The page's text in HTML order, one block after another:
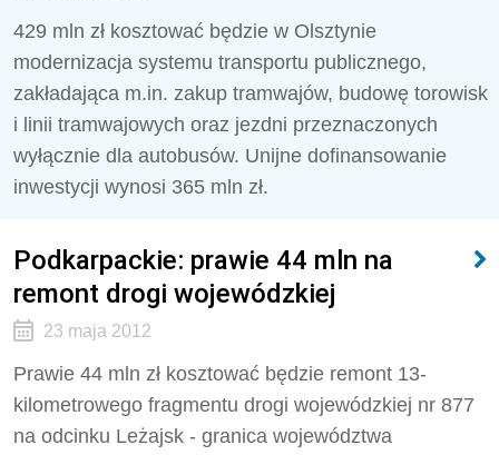
429 mln zł kosztować będzie w Olsztynie
modernizacja systemu transportu publicznego,
zakładająca m.in. zakup tramwajów, budowę torowisk
i linii tramwajowych oraz jezdni przeznaczonych
wyłącznie dla autobusów. Unijne dofinansowanie
inwestycji wynosi 365 mln zł.
Podkarpackie: prawie 44 mln na
remont drogi wojewódzkiej
23 maja 2012
Prawie 44 mln zł kosztować będzie remont 13-
kilometrowego fragmentu drogi wojewódzkiej nr 877
na odcinku Leżajsk - granica województwa